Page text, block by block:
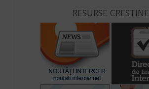
RESURSE CRESTINE